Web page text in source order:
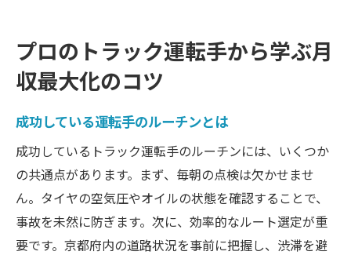
プロのトラック運転手から学ぶ月
収最大化のコツ
成功している運転手のルーチンとは
成功しているトラック運転手のルーチンには、いくつか
の共通点があります。まず、毎朝の点検は欠かせませ
ん。タイヤの空気圧やオイルの状態を確認することで、
事故を未然に防ぎます。次に、効率的なルート選定が重
要です。京都府内の道路状況を事前に把握し、渋滞を避